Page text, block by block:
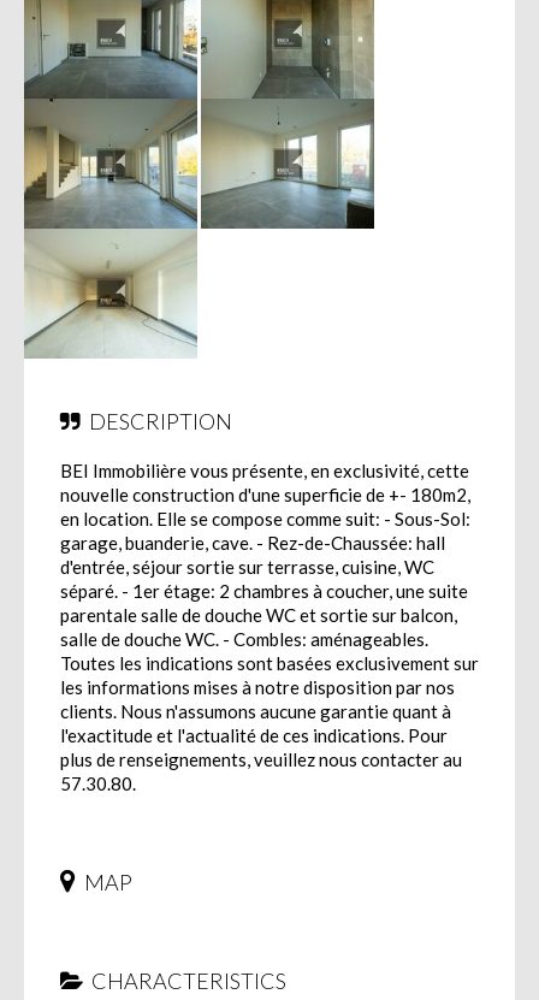
DESCRIPTION
BEI Immobilière vous présente, en exclusivité, cette
nouvelle construction d'une superficie de +- 180m2,
en location. Elle se compose comme suit: - Sous-Sol:
garage, buanderie, cave. - Rez-de-Chaussée: hall
d'entrée, séjour sortie sur terrasse, cuisine, WC
séparé. - 1er étage: 2 chambres à coucher, une suite
parentale salle de douche WC et sortie sur balcon,
salle de douche WC. - Combles: aménageables.
Toutes les indications sont basées exclusivement sur
les informations mises à notre disposition par nos
clients. Nous n'assumons aucune garantie quant à
l'exactitude et l'actualité de ces indications. Pour
plus de renseignements, veuillez nous contacter au
57.30.80.
MAP
CHARACTERISTICS